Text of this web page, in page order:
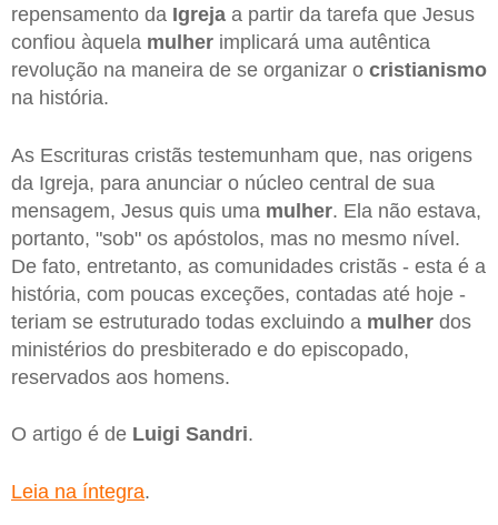
repensamento da Igreja a partir da tarefa que Jesus
confiou àquela mulher implicará uma autêntica
revolução na maneira de se organizar o cristianismo
na história.
As Escrituras cristãs testemunham que, nas origens
da Igreja, para anunciar o núcleo central de sua
mensagem, Jesus quis uma mulher. Ela não estava,
portanto, "sob" os apóstolos, mas no mesmo nível.
De fato, entretanto, as comunidades cristãs - esta é a
história, com poucas exceções, contadas até hoje -
teriam se estruturado todas excluindo a mulher dos
ministérios do presbiterado e do episcopado,
reservados aos homens.
O artigo é de Luigi Sandri.
Leia na íntegra.